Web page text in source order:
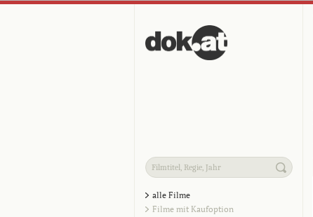
alle Filme
Filme mit Kaufoption